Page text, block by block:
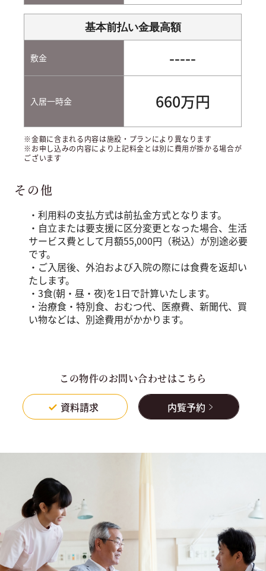
基本前払い金最高額
敷金 -----
入居一時金 660万円
※金額に含まれる内容は施設・プランにより異なります
※お申し込みの内容により上記料金とは別に費用が掛かる場合が
ございます
その他
・利用料の支払方式は前払金方式となります。
・自立または要支援に区分変更となった場合、生活
サービス費として月額55,000円（税込）が別途必要
です。
・ご入居後、外泊および入院の際には食費を返却い
たします。
・3食(朝・昼・夜)を1日で計算いたします。
・治療食・特別食、おむつ代、医療費、新聞代、買
い物などは、別途費用がかかります。
この物件のお問い合わせはこちら
資料請求 内覧予約